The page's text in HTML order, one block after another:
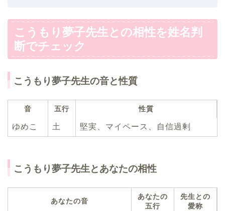
こうもり夢子先生との相性を姓名判
断でチェック
こうもり夢子先生の音と性質
音 五行 性質
ゆめこ 土 堅実、マイペース、自信過剰
こうもり夢子先生とあなたの相性
あなたの音
あなたの
五行
先生との
愛称